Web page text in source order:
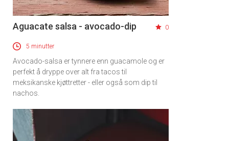
Aguacate salsa - avocado-dip 0
5 minutter
Avocado-salsa er tynnere enn guacamole og er
perfekt å dryppe over alt fra tacos til
meksikanske kjøttretter - eller også som dip til
nachos.